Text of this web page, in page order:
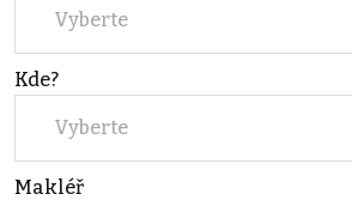
Vyberte
Kde?
Vyberte
Makléř